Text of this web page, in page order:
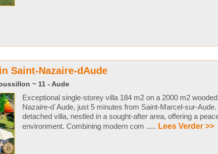
Saint-Nazaire-dAude
~ 11 - Aude
Exceptional single-storey villa 184 m2 on a 2000 m2
Nazaire-d`Aude, just 5 minutes from Saint-Marcel-sur-
detached villa, nestled in a sought-after area, offering a
environment. Combining modern com ..... Lees Verder >>